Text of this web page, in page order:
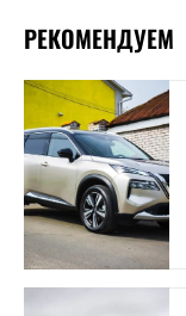
РЕКОМЕНДУЕМ